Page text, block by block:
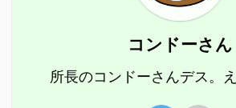
コンドーさん
所長のコンドーさんデス。